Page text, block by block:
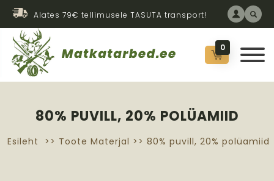
Alates 79€ tellimusele TASUTA transport!
0
80% PUVILL, 20% POLÜAMIID
Esileht >> Toote Materjal >> 80% puvill, 20% polüamiid